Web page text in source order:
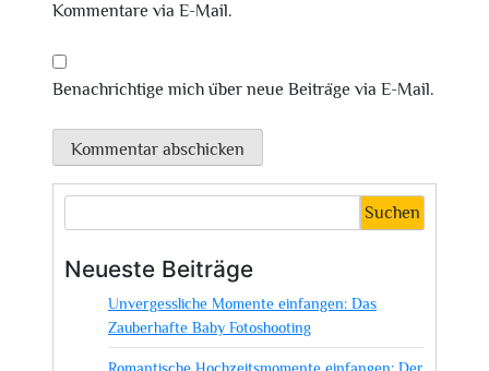
Kommentare via E-Mail.
Benachrichtige mich über neue Beiträge via E-Mail.
Suchen
Neueste Beiträge
Unvergessliche Momente einfangen: Das
Zauberhafte Baby Fotoshooting